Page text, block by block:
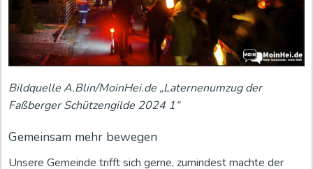
Bildquelle A.Blin/MoinHei.de „Laternenumzug der
Faßberger Schützengilde 2024 1“
Gemeinsam mehr bewegen
Unsere Gemeinde trifft sich gerne, zumindest machte der